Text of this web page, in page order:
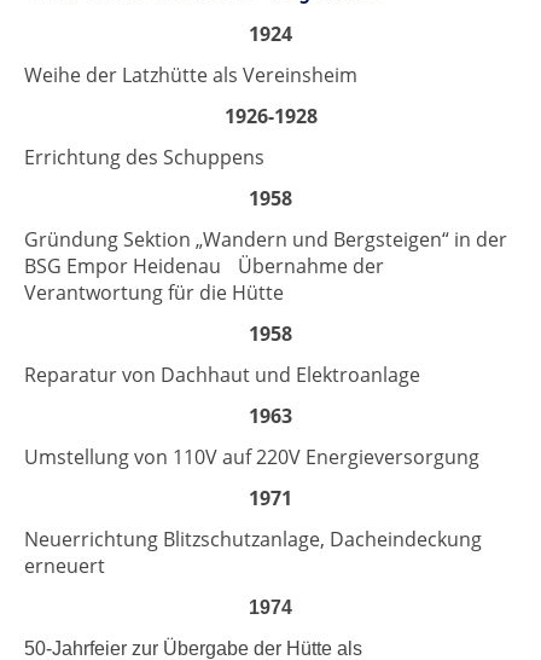
1924
Weihe der Latzhütte als Vereinsheim
1926-1928
Errichtung des Schuppens
1958
Gründung Sektion „Wandern und Bergsteigen“ in der
BSG Empor Heidenau Übernahme der
Verantwortung für die Hütte
1958
Reparatur von Dachhaut und Elektroanlage
1963
Umstellung von 110V auf 220V Energieversorgung
1971
Neuerrichtung Blitzschutzanlage, Dacheindeckung
erneuert
1974
50-Jahrfeier zur Übergabe der Hütte als